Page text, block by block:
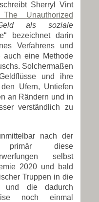
Sherryl Vint
Unauthorized
als soziale
bezeichnet darin
Verfahrens und
auch eine Methode
Solchermaßen
und ihre
Ufern, Untiefen
an Rändern und in
verständlich zu
nach der
primär diese
selbst
2020 und bald
Truppen in die
und die dadurch
noch einmal